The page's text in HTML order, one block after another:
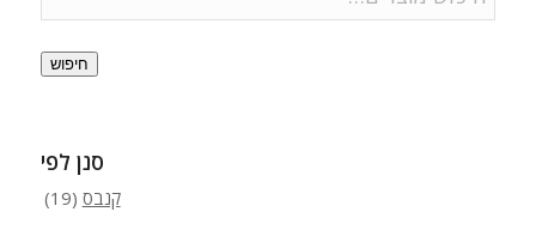
חיפוש
סנן לפי
קנבס (19)